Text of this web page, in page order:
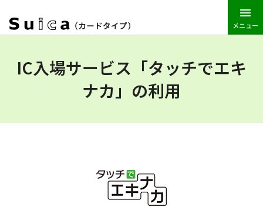
メニュー
IC入場サービス「タッチでエキ
ナカ」の利用